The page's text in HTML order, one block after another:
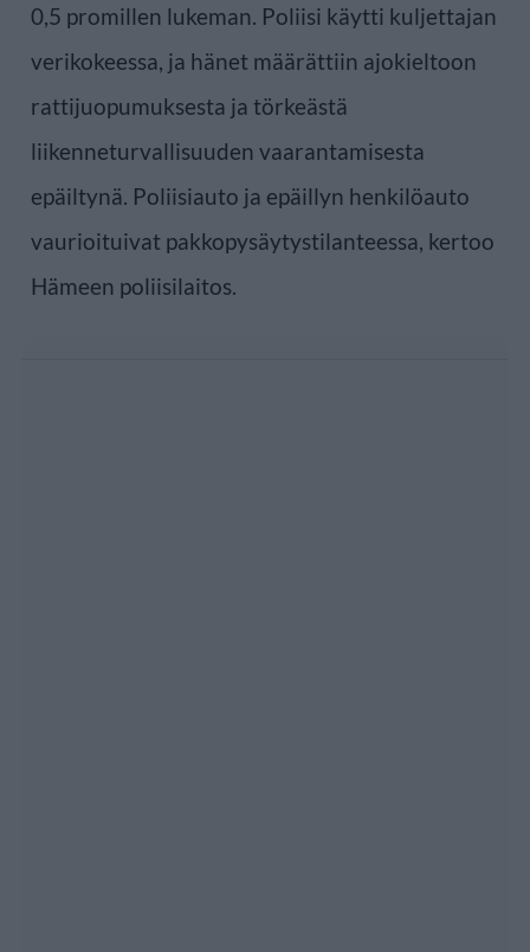
0,5 promillen lukeman. Poliisi käytti kuljettajan
verikokeessa, ja hänet määrättiin ajokieltoon
rattijuopumuksesta ja törkeästä
liikenneturvallisuuden vaarantamisesta
epäiltynä. Poliisiauto ja epäillyn henkilöauto
vaurioituivat pakkopysäytystilanteessa, kertoo
Hämeen poliisilaitos.